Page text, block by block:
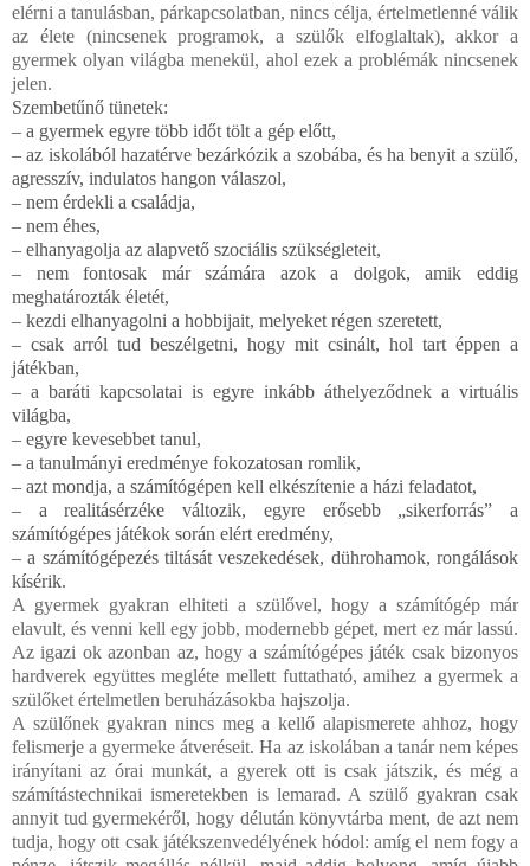
elérni a tanulásban, párkapcsolatban, nincs célja, értelmetlenné válik
az élete (nincsenek programok, a szülők elfoglaltak), akkor a
gyermek olyan világba menekül, ahol ezek a problémák nincsenek
jelen.
Szembetűnő tünetek:
– a gyermek egyre több időt tölt a gép előtt,
– az iskolából hazatérve bezárkózik a szobába, és ha benyit a szülő,
agresszív, indulatos hangon válaszol,
– nem érdekli a családja,
– nem éhes,
– elhanyagolja az alapvető szociális szükségleteit,
– nem fontosak már számára azok a dolgok, amik eddig
meghatározták életét,
– kezdi elhanyagolni a hobbijait, melyeket régen szeretett,
– csak arról tud beszélgetni, hogy mit csinált, hol tart éppen a
játékban,
– a baráti kapcsolatai is egyre inkább áthelyeződnek a virtuális
világba,
– egyre kevesebbet tanul,
– a tanulmányi eredménye fokozatosan romlik,
– azt mondja, a számítógépen kell elkészítenie a házi feladatot,
– a realitásérzéke változik, egyre erősebb „sikerforrás” a
számítógépes játékok során elért eredmény,
– a számítógépezés tiltását veszekedések, dührohamok, rongálások
kísérik.
A gyermek gyakran elhiteti a szülővel, hogy a számítógép már
elavult, és venni kell egy jobb, modernebb gépet, mert ez már lassú.
Az igazi ok azonban az, hogy a számítógépes játék csak bizonyos
hardverek együttes megléte mellett futtatható, amihez a gyermek a
szülőket értelmetlen beruházásokba hajszolja.
A szülőnek gyakran nincs meg a kellő alapismerete ahhoz, hogy
felismerje a gyermeke átveréseit. Ha az iskolában a tanár nem képes
irányítani az órai munkát, a gyerek ott is csak játszik, és még a
számítástechnikai ismeretekben is lemarad. A szülő gyakran csak
annyit tud gyermekéről, hogy délután könyvtárba ment, de azt nem
tudja, hogy ott csak játékszenvedélyének hódol: amíg el nem fogy a